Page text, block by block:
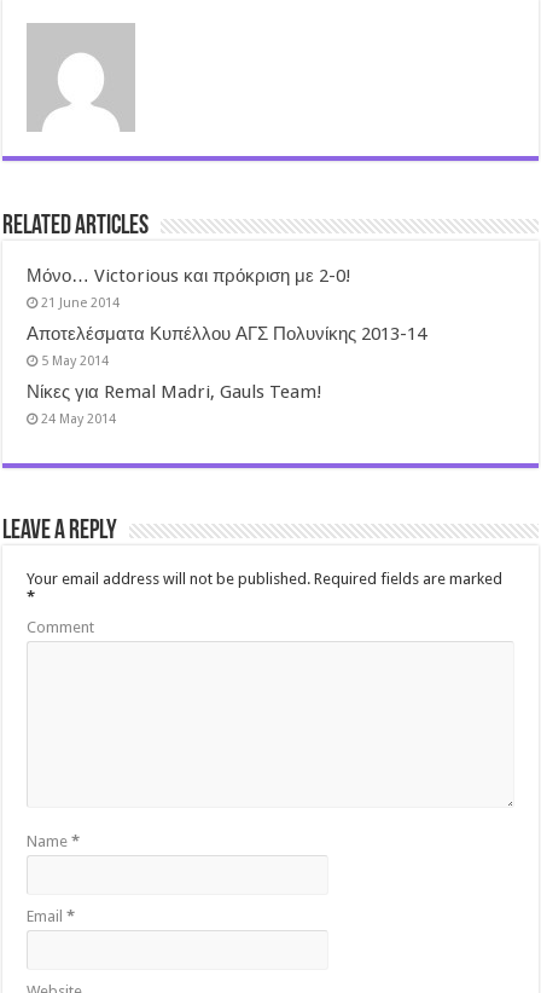
Related Articles
Μόνο… Victorious και πρόκριση με 2-0!
21 June 2014
Αποτελέσματα Κυπέλλου ΑΓΣ Πολυνίκης 2013-14
5 May 2014
Νίκες για Remal Madri, Gauls Team!
24 May 2014
Leave a Reply
Your email address will not be published. Required fields are marked
*
Comment
Name*
Email*